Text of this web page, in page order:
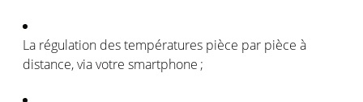
La régulation destempératures pièce par pièce à
distance, viavotre smartphone ;